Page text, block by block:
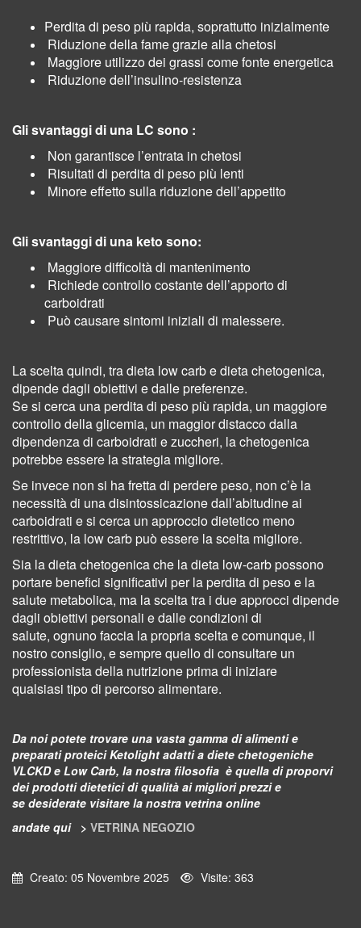
Perdita di peso più rapida, soprattutto inizialmente
Riduzione della fame grazie alla chetosi
Maggiore utilizzo dei grassi come fonte energetica
Riduzione dell’insulino-resistenza
Gli svantaggi di una LC sono :
Non garantisce l’entrata in chetosi
Risultati di perdita di peso più lenti
Minore effetto sulla riduzione dell’appetito
Gli svantaggi di una keto sono:
Maggiore difficoltà di mantenimento
Richiede controllo costante dell’apporto di
carboidrati
Può causare sintomi iniziali di malessere.
La scelta quindi, tra dieta low carb e dieta chetogenica,
dipende dagli obiettivi e dalle preferenze.
Se si cerca una perdita di peso più rapida, un maggiore
controllo della glicemia, un maggior distacco dalla
dipendenza di carboidrati e zuccheri, la chetogenica
potrebbe essere la strategia migliore.
Se invece non si ha fretta di perdere peso, non c’è la
necessità di una disintossicazione dall’abitudine ai
carboidrati e si cerca un approccio dietetico meno
restrittivo, la low carb può essere la scelta migliore.
Sia la dieta chetogenica che la dieta low-carb possono
portare benefici significativi per la perdita di peso e la
salute metabolica, ma la scelta tra i due approcci dipende
dagli obiettivi personali e dalle condizioni di
salute, ognuno faccia la propria scelta e comunque, il
nostro consiglio, e sempre quello di consultare un
professionista della nutrizione prima di iniziare
qualsiasi tipo di percorso alimentare.
Da noi potete trovare una vasta gamma di alimenti e
preparati proteici Ketolight adatti a diete chetogeniche
VLCKD e Low Carb, la nostra filosofia è quella di proporvi
dei prodotti dietetici di qualità ai migliori prezzi e
se desiderate visitare la nostra vetrina online
andate qui> VETRINA NEGOZIO
Creato: 05 Novembre 2025 Visite: 363